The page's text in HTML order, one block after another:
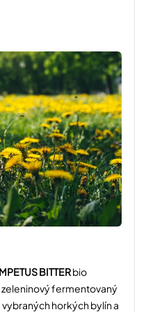
BITTERbio
fermentovaný
horkých bylín a